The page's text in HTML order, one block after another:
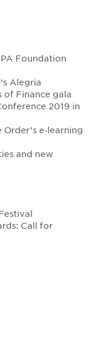
Foundation
Alegria
of Finance gala
2019 in
e‑learning
and new
Call for